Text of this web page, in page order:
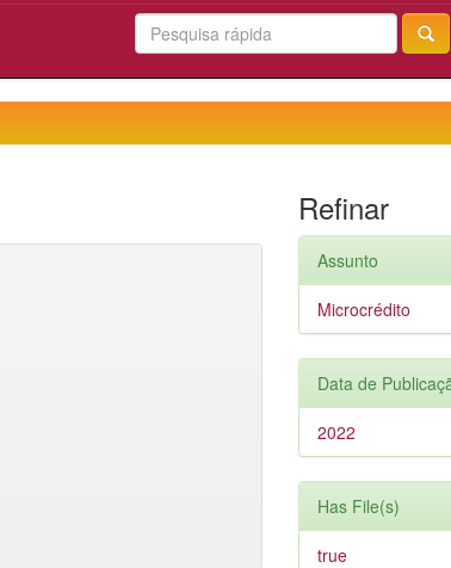
Refinar
Assunto
Microcrédito
Data de
2022
Has File(s)
true